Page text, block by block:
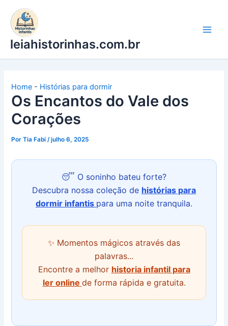
para
conteúdo
leiahistorinhas.com.br
Home - Histórias para dormir
Os Encantos do Vale dos
Corações
PorTia Fabi/julho 6, 2025
😴 O soninho bateu forte?
Descubra nossa coleção de histórias para
dormir infantis para uma noite tranquila.
✨ Momentos mágicos através das
palavras...
Encontre a melhor historia infantil para
ler online de forma rápida e gratuita.